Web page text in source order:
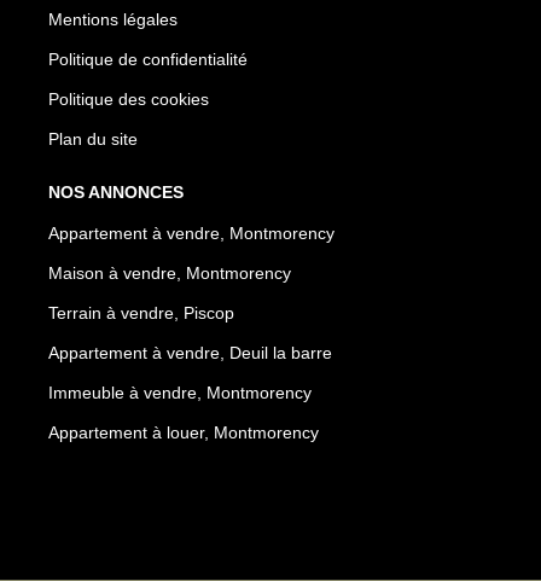
Mentions légales
Politique de confidentialité
Politique des cookies
Plan du site
NOS ANNONCES
Appartement à vendre, Montmorency
Maison à vendre, Montmorency
Terrain à vendre, Piscop
Appartement à vendre, Deuil la barre
Immeuble à vendre, Montmorency
Appartement à louer, Montmorency